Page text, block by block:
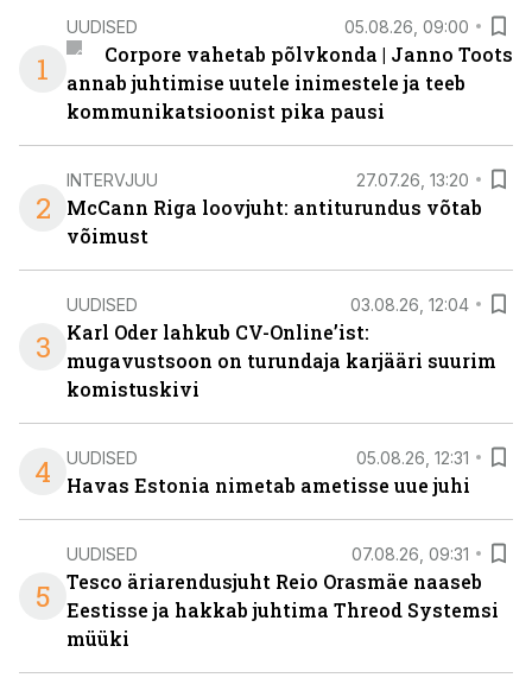
1
UUDISED 05.08.26, 09:00
Corpore vahetab põlvkonda | Janno Toots
annab juhtimise uutele inimestele ja teeb
kommunikatsioonist pika pausi
2
INTERVJUU 27.07.26, 13:20
McCann Riga loovjuht: antiturundus võtab
võimust
3
UUDISED 03.08.26, 12:04
Karl Oder lahkub CV-Online’ist:
mugavustsoon on turundaja karjääri suurim
komistuskivi
4 UUDISED 05.08.26, 12:31
Havas Estonia nimetab ametisse uue juhi
5
UUDISED 07.08.26, 09:31
Tesco äriarendusjuht Reio Orasmäe naaseb
Eestisse ja hakkab juhtima Threod Systemsi
müüki